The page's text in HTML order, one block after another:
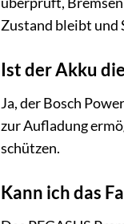
Zustand bleibt und
Ist der Akku
Ja, der Bosch
zur Aufladung
schützen.
Kann ich das